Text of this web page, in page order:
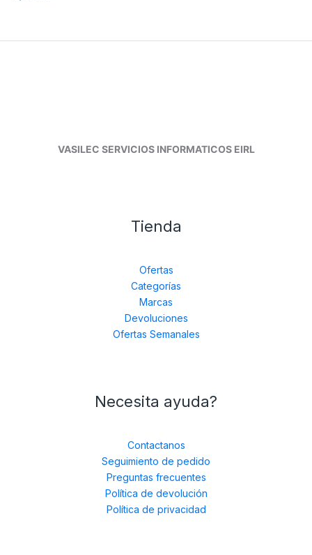
VASILEC SERVICIOS INFORMATICOS EIRL
Tienda
Ofertas
Categorías
Marcas
Devoluciones
Ofertas Semanales
Necesita ayuda?
Contactanos
Seguimiento de pedido
Preguntas frecuentes
Política de devolución
Política de privacidad